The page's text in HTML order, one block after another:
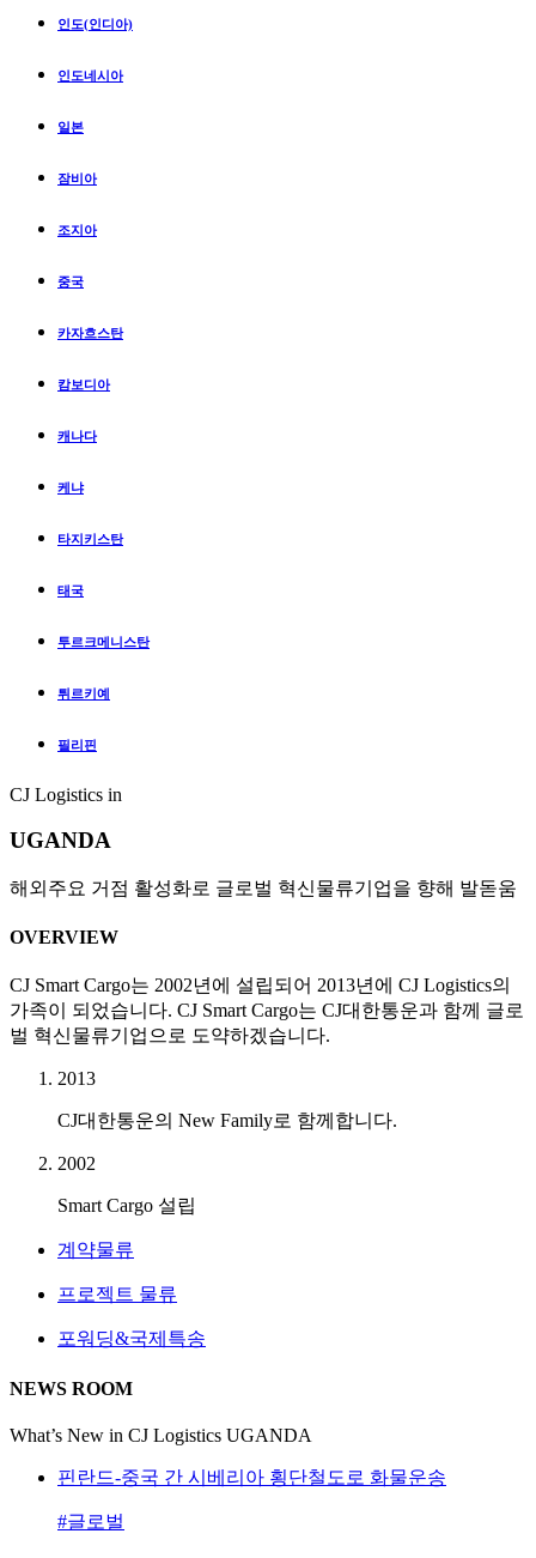
인도(인디아)
인도네시아
일본
잠비아
조지아
중국
카자흐스탄
캄보디아
캐나다
케냐
타지키스탄
태국
투르크메니스탄
튀르키예
필리핀
CJ Logistics in
UGANDA
해외주요 거점 활성화로 글로벌 혁신물류기업을 향해 발돋움
OVERVIEW
CJ Smart Cargo는 2002년에 설립되어 2013년에 CJ Logistics의
가족이 되었습니다. CJ Smart Cargo는 CJ대한통운과 함께 글로
벌 혁신물류기업으로 도약하겠습니다.
2013
CJ대한통운의 New Family로 함께합니다.
2002
Smart Cargo 설립
계약물류
프로젝트 물류
포워딩&국제특송
NEWS ROOM
What’s New in CJ Logistics UGANDA
핀란드-중국 간 시베리아 횡단철도로 화물운송
#글로벌